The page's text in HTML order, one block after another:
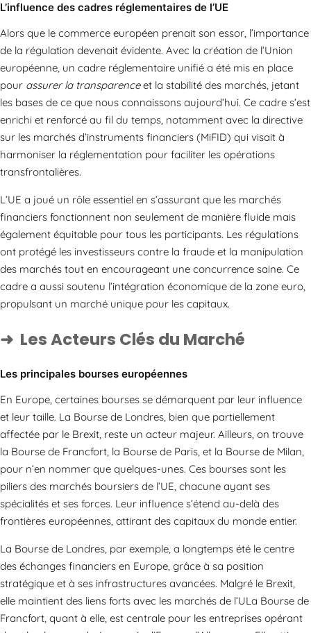
L’influence des cadres réglementaires de l’UE
Alors que le commerce européen prenait son essor, l’importance
de la régulation devenait évidente. Avec la création de l’Union
européenne, un cadre réglementaire unifié a été mis en place
pour assurer la transparenceet la stabilité des marchés, jetant
les bases de ce que nous connaissons aujourd’hui. Ce cadre s’est
enrichi et renforcé au fil du temps, notamment avec la directive
sur les marchés d’instruments financiers (MiFID) qui visait à
harmoniser la réglementation pour faciliter les opérations
transfrontalières.
L’UE a joué un rôle essentiel en s’assurant que les marchés
financiers fonctionnent non seulement de manière fluide mais
également équitable pour tous les participants. Les régulations
ont protégé les investisseurs contre la fraude et la manipulation
des marchés tout en encourageant une concurrence saine. Ce
cadre a aussi soutenu l’intégration économique de la zone euro,
propulsant un marché unique pour les capitaux.
Les Acteurs Clés du Marché
Les principales bourses européennes
En Europe, certaines bourses se démarquent par leur influence
et leur taille. La Bourse de Londres, bien que partiellement
affectée par le Brexit, reste un acteur majeur. Ailleurs, on trouve
la Bourse de Francfort, la Bourse de Paris, et la Bourse de Milan,
pour n’en nommer que quelques-unes. Ces bourses sont les
piliers des marchés boursiers de l’UE, chacune ayant ses
spécialités et ses forces. Leur influence s’étend au-delà des
frontières européennes, attirant des capitaux du monde entier.
La Bourse de Londres, par exemple, a longtemps été le centre
des échanges financiers en Europe, grâce à sa position
stratégique et à ses infrastructures avancées. Malgré le Brexit,
elle maintient des liens forts avec les marchés de l’ULa Bourse de
Francfort, quant à elle, est centrale pour les entreprises opérant